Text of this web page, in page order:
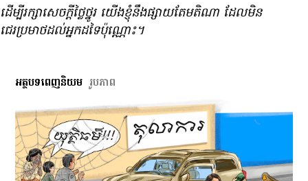
ដើម្បី​រក្សា​សេចក្ដី​ថ្លៃថ្នូរ យើង​ខ្ញុំ​នឹង​ផ្សាយ​តែ​មតិ​ណា ដែល​មិន​
ជេរ​ប្រមាថ​ដល់​អ្នក​ដទៃ​ប៉ុណ្ណោះ។
អត្ថបទពេញនិយម រូបភាព